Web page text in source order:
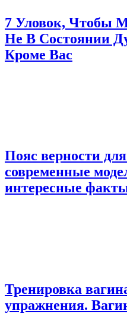
7 Уловок, Чтобы
Не В Состоянии
Кроме Вас
Пояс верности
современные
интересные
Тренировка
упражнения.